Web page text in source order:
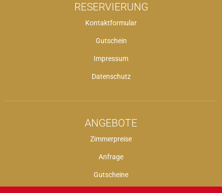
RESERVIERUNG
Kontaktformular
Gutschein
Impressum
Datenschutz
ANGEBOTE
Zimmerpreise
Anfrage
Gutscheine